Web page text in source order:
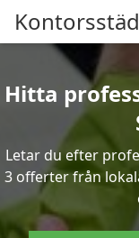
Hitta
Letar du efter
3 offerter från